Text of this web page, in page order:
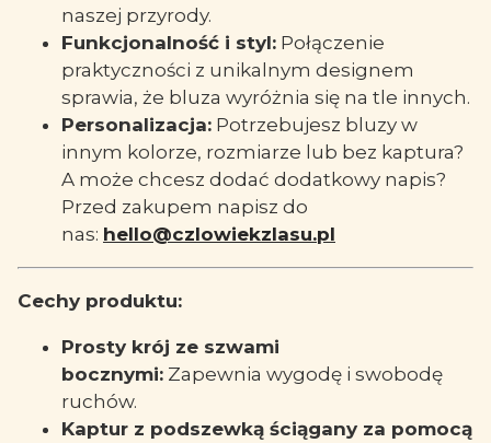
naszej przyrody.
Funkcjonalność i styl: Połączenie
praktyczności z unikalnym designem
sprawia, że bluza wyróżnia się na tle innych.
Personalizacja: Potrzebujesz bluzy w
innym kolorze, rozmiarze lub bez kaptura?
A może chcesz dodać dodatkowy napis?
Przed zakupem napisz do
nas: hello@czlowiekzlasu.pl
Cechy produktu:
Prosty krój ze szwami
bocznymi: Zapewnia wygodę i swobodę
ruchów.
Kaptur z podszewką ściągany za pomocą